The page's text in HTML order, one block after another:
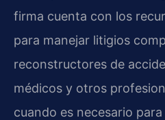
firma cuenta con los
para manejar litigios
reconstructores de
médicos y otros
cuando es necesario